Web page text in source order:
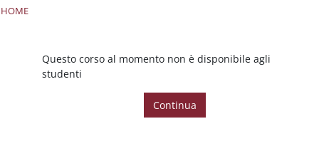
HOME
Questo corso al momento non è disponibile agli
studenti
Continua